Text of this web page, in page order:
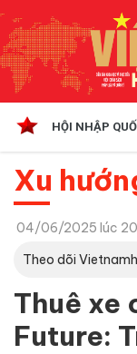
HỘI NHẬP
Xu
04/06/2025 lúc
Theo dõi
Thuê xe
Future: